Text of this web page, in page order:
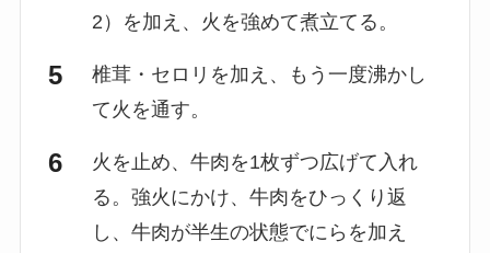
2）を加え、火を強めて煮立てる。
椎茸・セロリを加え、もう一度沸かし
て火を通す。
火を止め、牛肉を1枚ずつ広げて入れ
る。強火にかけ、牛肉をひっくり返
し、牛肉が半生の状態でにらを加え